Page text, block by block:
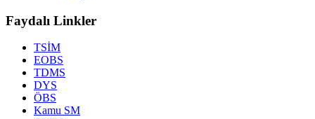
Faydalı Linkler
TSİM
EOBS
TDMS
DYS
ÖBS
Kamu SM